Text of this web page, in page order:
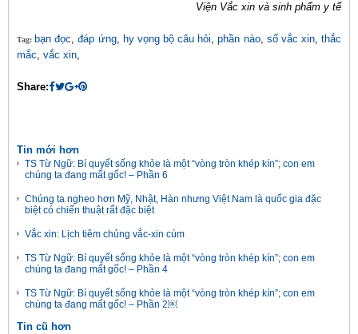
Viện Vắc xin và sinh phẩm y tế
Tag: bạn đọc,đáp ứng, hy vọng bộ câu hỏi,phần nào, số vắc xin,thắc
mắc, vắc xin,
Share:
Tin mới hơn
TS Từ Ngữ: Bí quyết sống khỏe là một “vòng tròn khép kín”; con em
chúng ta đang mất gốc! – Phần 6
Chúng ta ngheo hơn Mỹ, Nhật, Hàn nhưng Việt Nam là quốc gia đặc
biệt có chiến thuật rất đặc biệt
Vắc xin: Lịch tiêm chủng vắc-xin cúm
TS Từ Ngữ: Bí quyết sống khỏe là một “vòng tròn khép kín”; con em
chúng ta đang mất gốc! – Phần 4
TS Từ Ngữ: Bí quyết sống khỏe là một “vòng tròn khép kín”; con em
chúng ta đang mất gốc! – Phần 2￼
Tin cũ hơn